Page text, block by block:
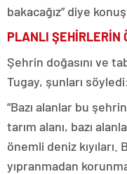
bakacağız” diye
PLANLI ŞEHİRLERİN
Şehrin doğasını ve
Tugay, şunları söyledi:
“Bazı alanlar bu
tarım alanı, bazı
önemli deniz
yıpranmadan